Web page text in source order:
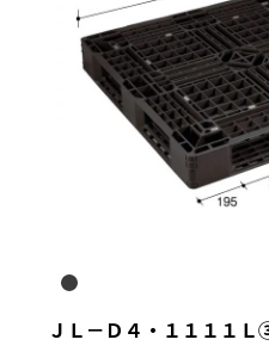
ＪＬ－Ｄ４・１１１１